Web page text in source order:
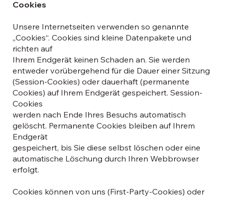
Cookies
Unsere Internetseiten verwenden so genannte
„Cookies“. Cookies sind kleine Datenpakete und
richten auf
Ihrem Endgerät keinen Schaden an. Sie werden
entweder vorübergehend für die Dauer einer Sitzung
(Session-Cookies) oder dauerhaft (permanente
Cookies) auf Ihrem Endgerät gespeichert. Session-
Cookies
werden nach Ende Ihres Besuchs automatisch
gelöscht. Permanente Cookies bleiben auf Ihrem
Endgerät
gespeichert, bis Sie diese selbst löschen oder eine
automatische Löschung durch Ihren Webbrowser
erfolgt.
Cookies können von uns (First-Party-Cookies) oder